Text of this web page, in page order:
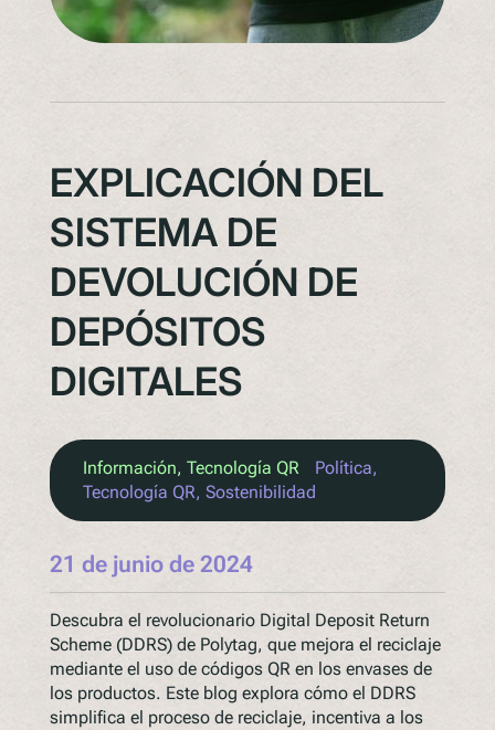
EXPLICACIÓN DEL
SISTEMA DE
DEVOLUCIÓN DE
DEPÓSITOS
DIGITALES
Información, Tecnología QR Política
Tecnología QR, Sostenibilidad
21 de junio de 2024
Descubra el revolucionario Digital Deposit Return
Scheme (DDRS) de Polytag, que mejora el reciclaje
mediante el uso de códigos QR en los envases de
los productos. Este blog explora cómo el DDRS
simplifica el proceso de reciclaje, incentiva a los